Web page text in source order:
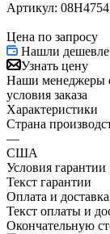
Артикул: 08H4754
Цена по запросу
Нашли
Узнать цену
Наши менеджеры
условия заказа
Характеристики
Страна
—
США
Условия гарантии
Текст гарантии
Оплата и доставка
Текст оплаты и
Окончательную